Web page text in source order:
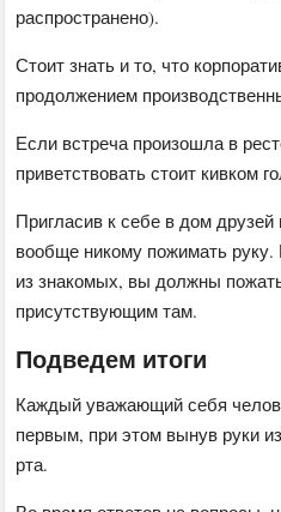
распространено).
Стоит знать и то, что
продолжением
Если встреча произошла в
приветствовать стоит кивком
Пригласив к себе в дом
вообще никому пожимать
из знакомых, вы должны
присутствующим там.
Подведем итоги
Каждый уважающий себя
первым, при этом вынув руки
рта.